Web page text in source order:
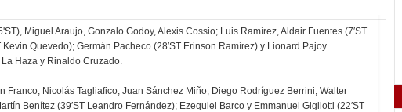
Miguel Araujo, Gonzalo Godoy, Alexis Cossio; Luis Ramírez, Aldair Fuentes (7′ST
Quevedo); Germán Pacheco (28′ST Erinson Ramírez) y Lionard Pajoy.
Haza y Rinaldo Cruzado.
Franco, Nicolás Tagliafico, Juan Sánchez Miño; Diego Rodríguez Berrini, Walter
Benítez (39′ST Leandro Fernández); Ezequiel Barco y Emmanuel Gigliotti (22′ST